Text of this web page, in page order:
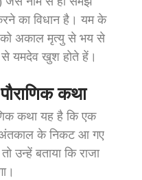
का विधान है। यम के
को अकाल मृत्यु से भय से
यमदेव खुश होते हें।
कथा
कथा यह है कि एक
अंतकाल के निकट आ गए
बताया कि राजा